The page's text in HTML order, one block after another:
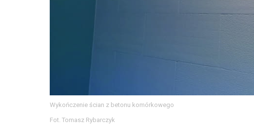
Wykończenie ścian z betonu komórkowego
Fot. Tomasz Rybarczyk